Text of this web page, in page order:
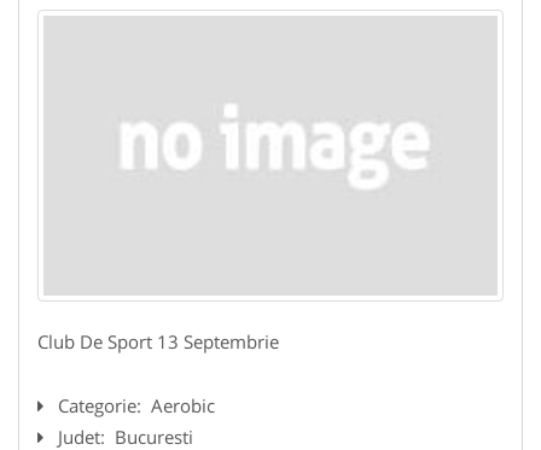
Club De Sport 13 Septembrie
Categorie: Aerobic
Judet: Bucuresti